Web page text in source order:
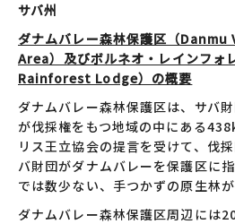
サバ州
ダナムバレー森林保護区（
Area）及びボルネオ・レインフォ
Rainforest Lodge）の概要
ダナムバレー森林保護区は、サバ
が伐採権をもつ地域の中にある
リス王立協会の提言を受けて、伐
バ財団がダナムバレーを保護区に
では数少ない、手つかずの原生林が
ダナムバレー森林保護区周辺には